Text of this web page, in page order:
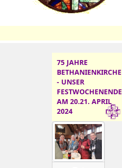
75 JAHRE
BETHANIENKIRCHE
- UNSER
FESTWOCHENENDE
AM 20.21. APRIL
2024